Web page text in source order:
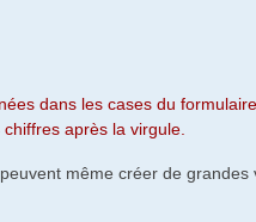
dans les cases du
après la virgule.
même créer de grandes